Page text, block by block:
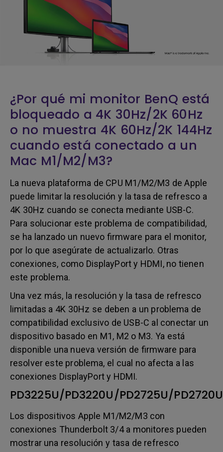
¿Por qué mi monitor BenQ está
bloqueado a 4K 30Hz/2K 60Hz
o no muestra 4K 60Hz/2K 144Hz
cuando está conectado a un
Mac M1/M2/M3?
La nueva plataforma de CPU M1/M2/M3 de Apple
puede limitar la resolución y la tasa de refresco a
4K 30Hz cuando se conecta mediante USB-C.
Para solucionar este problema de compatibilidad,
se ha lanzado un nuevo firmware para el monitor,
por lo que asegúrate de actualizarlo. Otras
conexiones, como DisplayPort y HDMI, no tienen
este problema.
Una vez más, la resolución y la tasa de refresco
limitadas a 4K 30Hz se deben a un problema de
compatibilidad exclusivo de USB-C al conectar un
dispositivo basado en M1, M2 o M3. Ya está
disponible una nueva versión de firmware para
resolver este problema, el cual no afecta a las
conexiones DisplayPort y HDMI.
PD3225U/PD3220U/PD2725U/
Los dispositivos Apple M1/M2/M3 con
conexiones Thunderbolt 3/4 a monitores pueden
mostrar una resolución y tasa de refresco